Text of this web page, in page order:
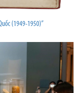
(1949-1950)”